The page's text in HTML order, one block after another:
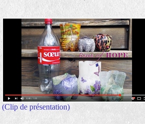
(Clip de présentation)